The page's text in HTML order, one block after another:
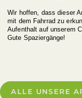
Wir hoffen, dass dieser
mit dem Fahrrad zu
Aufenthalt auf unserem
Gute Spaziergänge!
ALLE UNSERE